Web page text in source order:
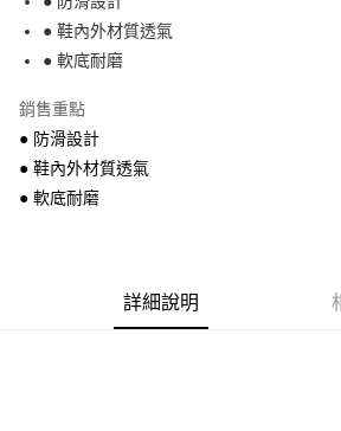
悠遊付
運送方式
全家付款取貨
每筆NT$68，滿NT$699(含以上)免運費
7-11付款取貨
● 鞋內外材質透氣
● 軟底耐磨
銷售重點
● 防滑設計
● 鞋內外材質透氣
● 軟底耐磨
詳細說明